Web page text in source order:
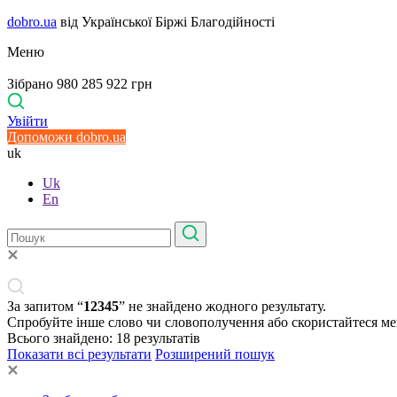
dobro.ua від Української Біржі Благодійності
Меню
Зібрано 980 285 922 грн
Увійти
Допоможи dobro.ua
uk
Uk
En
За запитом “12345” не знайдено жодного результату.
Спробуйте інше слово чи словополучення або скористайтеся
Всього знайдено: 18 результатів
Показати всі результати Розширений пошук